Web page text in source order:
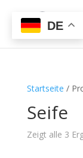
Startseite /
Seife
Zeigt alle 3
DE